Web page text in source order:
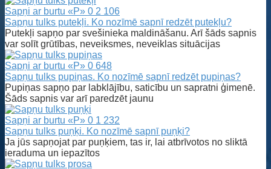
Sapņi ar burtu «P» 0 2 106
Sapņu tulks putekļi. Ko nozīmē sapnī redzēt putekļu?
Putekļi sapņo par svešinieka maldināšanu. Arī šāds sapnis
var solīt grūtības, neveiksmes, neveiklas situācijas
Sapņi ar burtu «P» 0 648
Sapņu tulks pupiņas. Ko nozīmē sapnī redzēt pupiņas?
Pupiņas sapņo par labklājību, saticību un sapratni ģimenē.
Šāds sapnis var arī paredzēt jaunu
Sapņi ar burtu «P» 0 1 232
Sapņu tulks puņķi. Ko nozīmē sapnī puņķi?
Ja jūs sapņojat par puņķiem, tas ir, lai atbrīvotos no sliktā
ieraduma un iepazītos